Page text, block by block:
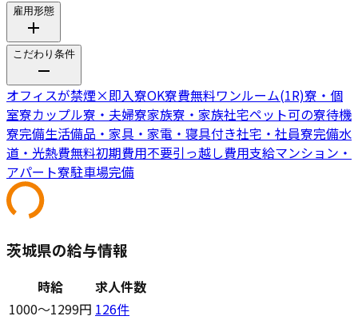
雇用形態
こだわり条件
オフィスが禁煙×即入寮OK寮費無料ワンルーム(1R)寮・個
室寮カップル寮・夫婦寮家族寮・家族社宅ペット可の寮待機
寮完備生活備品・家具・家電・寝具付き社宅・社員寮完備水
道・光熱費無料初期費用不要引っ越し費用支給マンション・
アパート寮駐車場完備
茨城県の給与情報
時給
求人件数
1000〜1299円 126件